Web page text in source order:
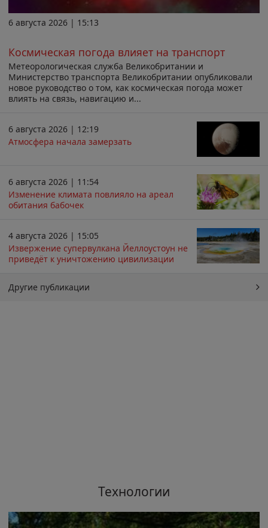
6 августа 2026 | 15:13
Космическая погода влияет на транспорт
Метеорологическая служба Великобритании и
Министерство транспорта Великобритании опубликовали
новое руководство о том, как космическая погода может
влиять на связь, навигацию и...
6 августа 2026 | 12:19
Атмосфера начала замерзать
6 августа 2026 | 11:54
Изменение климата повлияло на ареал
обитания бабочек
4 августа 2026 | 15:05
Извержение супервулкана Йеллоустоун не
приведёт к уничтожению цивилизации
Другие публикации
Технологии